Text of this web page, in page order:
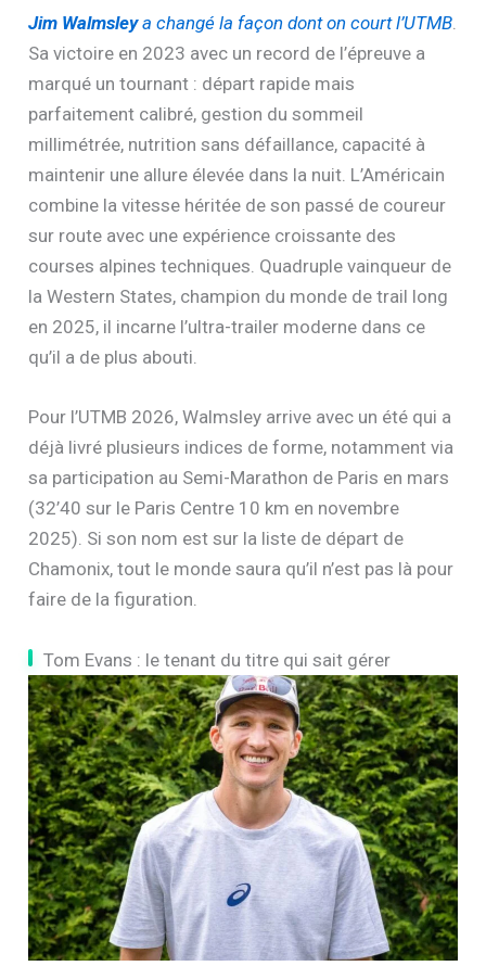
Jim Walmsleya changé la façon dont on court l’UTMB.
Sa victoire en 2023 avec un record de l’épreuve a
marqué un tournant : départ rapide mais
parfaitement calibré, gestion du sommeil
millimétrée, nutrition sans défaillance, capacité à
maintenir une allure élevée dans la nuit. L’Américain
combine la vitesse héritée de son passé de coureur
sur route avec une expérience croissante des
courses alpines techniques. Quadruple vainqueur de
la Western States, champion du monde de trail long
en 2025, il incarne l’ultra-trailer moderne dans ce
qu’il a de plus abouti.
Pour l’UTMB 2026, Walmsley arrive avec un été qui a
déjà livré plusieurs indices de forme, notamment via
sa participation au Semi-Marathon de Paris en mars
(32’40 sur le Paris Centre 10 km en novembre
2025). Si son nom est sur la liste de départ de
Chamonix, tout le monde saura qu’il n’est pas là pour
faire de la figuration.
Tom Evans : le tenant du titre qui sait gérer